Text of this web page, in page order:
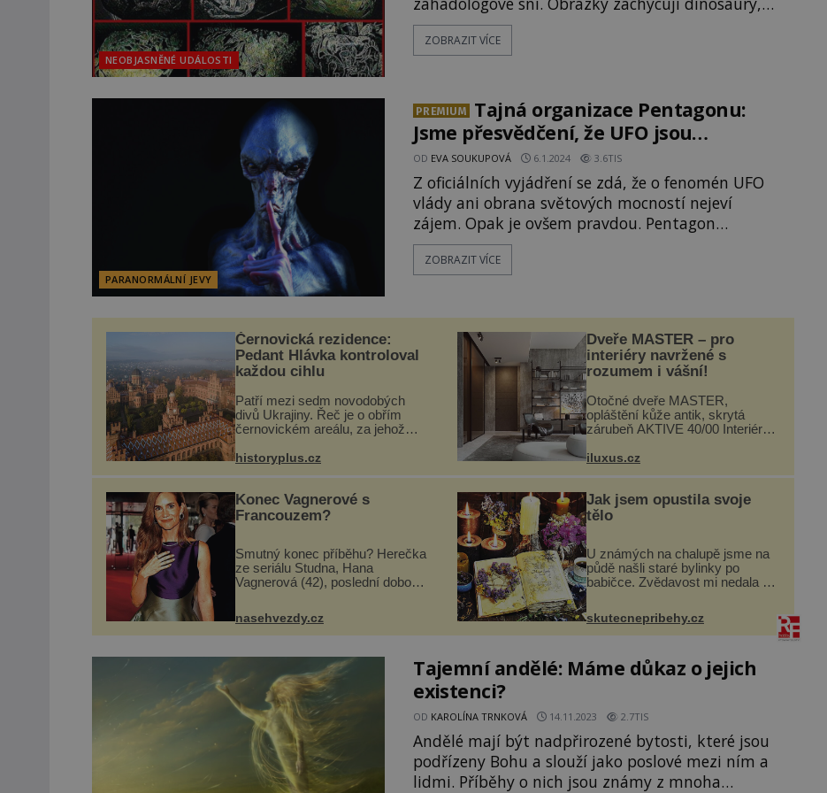
NEOBJASNĚNÉ UDÁLOSTI
pokročilé lékařské zákroky nebo technologie,
nápadně připomínající ty moderní. Jsou kameny
Darquea (1924–2001) slaví 42. narozeniny. Mezi
dary se objeví i šedivý
ZOBRAZIT VÍCE
PARANORMÁLNÍ JEVY
PREMIUM
Tajná organizace Pentagonu:
Jsme přesvědčení, že UFO jsou
skutečné!
OD EVA SOUKUPOVÁ 6.1.2024 3.6TIS
Z oficiálních vyjádření se zdá, že o fenomén UFO
vlády ani obrana světových mocností nejeví
zájem. Opak je ovšem pravdou. Pentagon
konečně přiznává, že ještě před časem vedl
aktivní vyšetřování. Jeden z bývalých
„Létající talíře nezkoumáme, informace o
ZOBRAZIT VÍCE
Černovická rezidence:
Pedant Hlávka kontroloval
každou cihlu
Patří mezi sedm novodobých
divů Ukrajiny. Řeč je o obřím
černovickém areálu, za jehož
architekt Josef Hlávka. Ten si na
něm dal mimořádně záležet.
historyplus.cz
Dveře MASTER – pro
interiéry navržené s
rozumem i vášní!
Otočné dveře MASTER,
opláštění kůže antik, skrytá
zárubeň AKTIVE 40/00 Interiéry
vyžadují atypické rozměry nejen
nábytku, ale i otvorových prvků.
iluxus.cz
Konec Vagnerové s
Francouzem?
Smutný konec příběhu? Herečka
ze seriálu Studna, Hana
Vagnerová (42), poslední dobou
časy její anorexie jsou už dávno
pryč a opět se pyšnila ženskými
křivkami, najednou s...
nasehvezdy.cz
Jak jsem opustila svoje
tělo
U známých na chalupě jsme na
půdě našli staré bylinky po
babičce. Zvědavost mi nedala a
Zimní pobyt na chalupě se pro
mě vlastní vinou změnil v děsivý
zážitek, na kt...
skutecnepribehy.cz
Tajemní andělé: Máme důkaz o jejich
existenci?
OD KAROLÍNA TRNKOVÁ 14.11.2023 2.7TIS
Andělé mají být nadpřirozené bytosti, které jsou
podřízeny Bohu a slouží jako poslové mezi ním a
lidmi. Příběhy o nich jsou známy z mnoha